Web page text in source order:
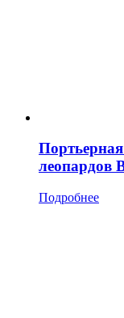
леопардов
Подробнее